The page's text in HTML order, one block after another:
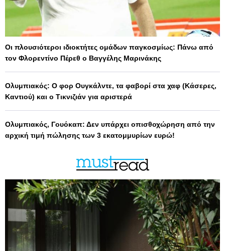
Οι πλουσιότεροι ιδιοκτήτες ομάδων παγκοσμίως: Πάνω από
τον Φλορεντίνο Πέρεθ ο Βαγγέλης Μαρινάκης
Ολυμπιακός: Ο φορ Ουγκάλντε, τα φαβορί στα χαφ (Κάσερες,
Καντιού) και ο Τικνιζιάν για αριστερά
Ολυμπιακός, Γουόκαπ: Δεν υπάρχει οπισθοχώρηση από την
αρχική τιμή πώλησης των 3 εκατομμυρίων ευρώ!